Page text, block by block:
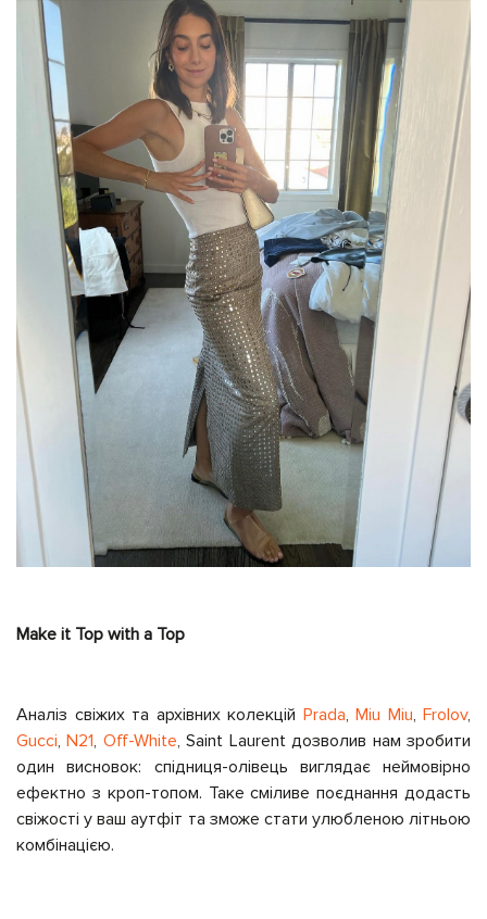
Make it Top with a Top
Аналіз свіжих та архівних колекцій Prada, Miu Miu, Frolov,
Gucci,N21, Off-White,Saint Laurentдозволив нам зробити
один висновок: спідниця-олівець виглядає неймовірно
ефектно з кроп-топом. Таке сміливе поєднання додасть
свіжості у ваш аутфіт та зможе стати улюбленою літньою
комбінацією.